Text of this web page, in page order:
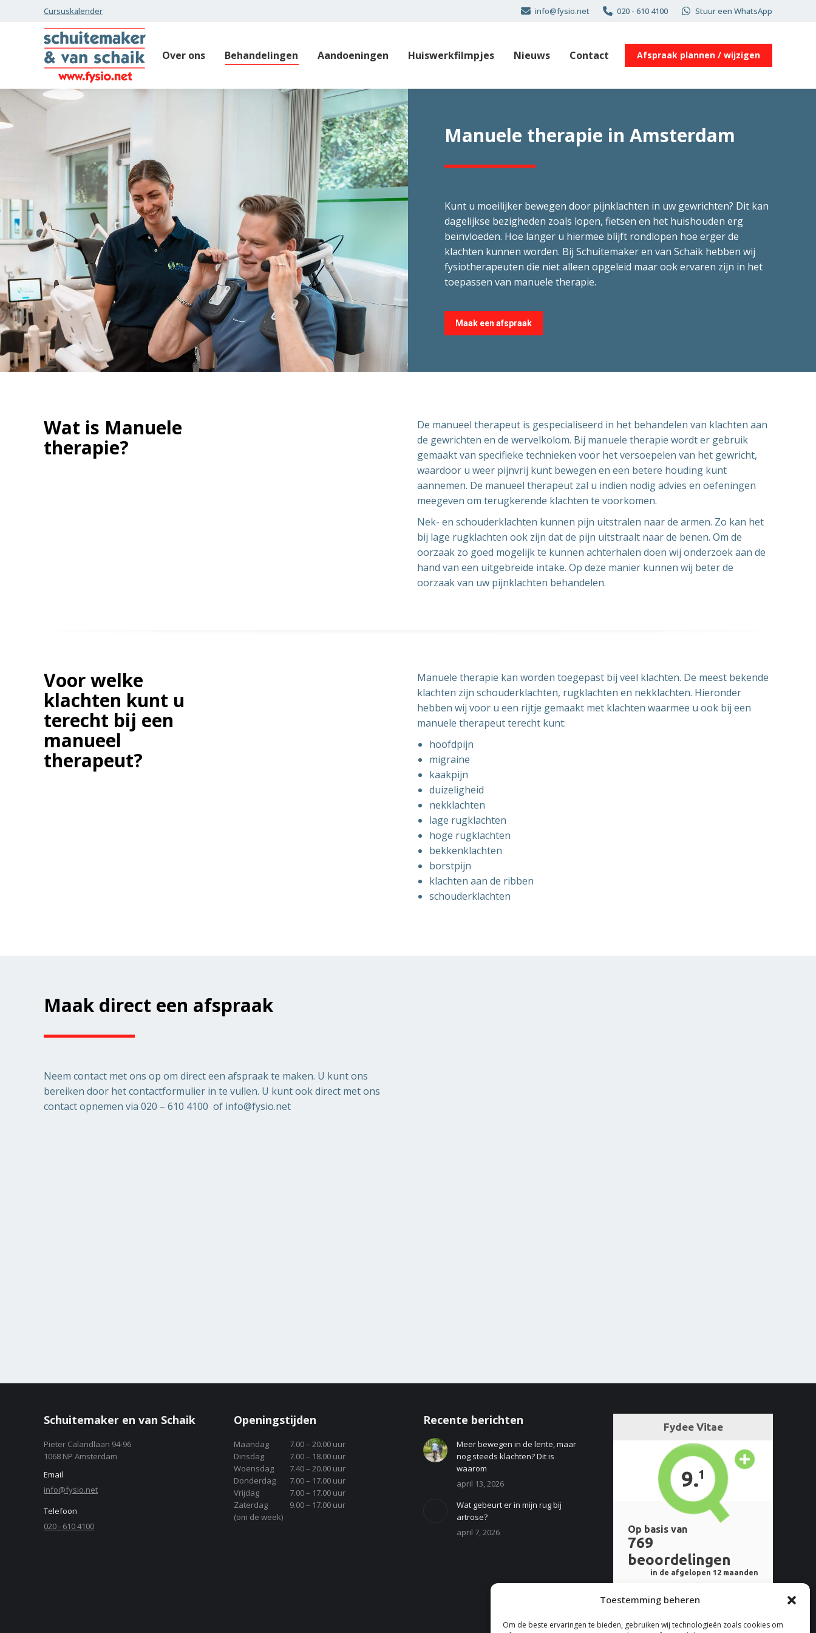
Toestemming beheren
Om de beste ervaringen te bieden, gebruiken wij technologieën zoals cookies om
Cursuskalender info@fysio.net 020 - 610 4100 Stuur een WhatsApp
Over ons Behandelingen Aandoeningen Huiswerkfilmpjes Nieuws Contact Afspraak plannen / wijzigen
Manuele therapie in Amsterdam
Kunt u moeilijker bewegen door pijnklachten in uw gewrichten? Dit kan
dagelijkse bezigheden zoals lopen, fietsen en het huishouden erg
beïnvloeden. Hoe langer u hiermee blijft rondlopen hoe erger de
klachten kunnen worden. Bij Schuitemaker en van Schaik hebben wij
fysiotherapeuten die niet alleen opgeleid maar ook ervaren zijn in het
toepassen van manuele therapie.
Maak een afspraak
Wat is Manuele
therapie?
De manueel therapeut is gespecialiseerd in het behandelen van klachten aan
de gewrichten en de wervelkolom. Bij manuele therapie wordt er gebruik
gemaakt van specifieke technieken voor het versoepelen van het gewricht,
waardoor u weer pijnvrij kunt bewegen en een betere houding kunt
aannemen. De manueel therapeut zal u indien nodig advies en oefeningen
meegeven om terugkerende klachten te voorkomen.
Nek- en schouderklachten kunnen pijn uitstralen naar de armen. Zo kan het
bij lage rugklachten ook zijn dat de pijn uitstraalt naar de benen. Om de
oorzaak zo goed mogelijk te kunnen achterhalen doen wij onderzoek aan de
hand van een uitgebreide intake. Op deze manier kunnen wij beter de
oorzaak van uw pijnklachten behandelen.
Voor welke
klachten kunt u
terecht bij een
manueel
therapeut?
Manuele therapie kan worden toegepast bij veel klachten. De meest bekende
klachten zijn schouderklachten, rugklachten en nekklachten. Hieronder
hebben wij voor u een rijtje gemaakt met klachten waarmee u ook bij een
manuele therapeut terecht kunt:
hoofdpijn
migraine
kaakpijn
duizeligheid
nekklachten
lage rugklachten
hoge rugklachten
bekkenklachten
borstpijn
klachten aan de ribben
schouderklachten
Maak direct een afspraak
Neem contact met ons op om direct een afspraak te maken. U kunt ons
bereiken door het contactformulier in te vullen. U kunt ook direct met ons
contact opnemen via 020 – 610 4100 of info@fysio.net
Schuitemaker en van Schaik
Pieter Calandlaan 94-96
1068 NP Amsterdam
Email
info@fysio.net
Telefoon
020 - 610 4100
Openingstijden
Maandag
7.00 – 20.00 uur
Dinsdag
7.00 – 18.00 uur
Woensdag
7.40 – 20.00 uur
Donderdag
7.00 – 17.00 uur
Vrijdag
7.00 – 17.00 uur
Zaterdag
9.00 – 17.00 uur
(om de week)
Recente berichten
Meer bewegen in de lente, maar
nog steeds klachten? Dit is
waarom
april 13, 2026
Wat gebeurt er in mijn rug bij
artrose?
april 7, 2026